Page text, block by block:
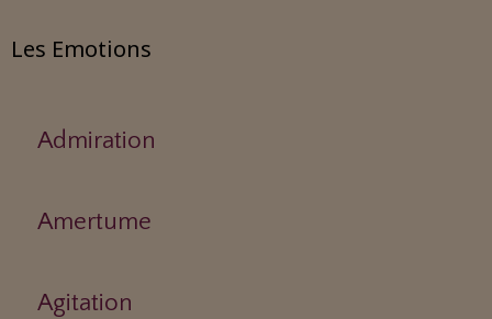
Les Emotions
Admiration
Amertume
Agitation